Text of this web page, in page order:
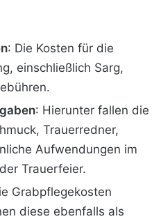
: Die Kosten für die
einschließlich Sarg,
: Hierunter fallen die
Trauerredner,
Aufwendungen im
Trauerfeier.
Grabpflegekosten
diese ebenfalls als